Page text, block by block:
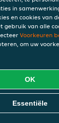
van
van tijd
juridische,
wij onze
in
in
en cookies van
gebruik van alle
Voorkeuren
om uw
OK
Essentiële